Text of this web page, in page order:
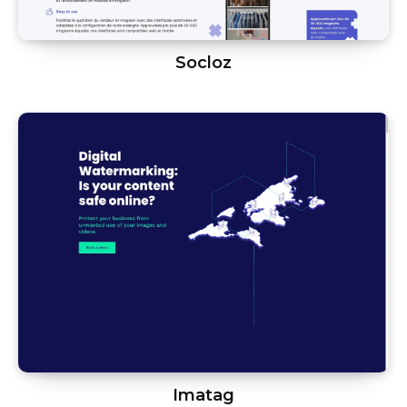
Socloz
Imatag